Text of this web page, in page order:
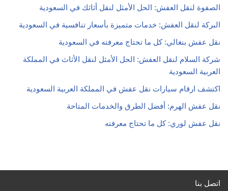
الصفوة لنقل العفش: الحل الأمثل لنقل أثاثك في السعودية
البركة لنقل العفش: خدمات متميزة بأسعار تنافسية في السعودية
نقل عفش بنغالي: كل ما تحتاج معرفته في السعودية
شركة السلام لنقل العفش: الحل الأمثل لنقل الأثاث في المملكة
العربية السعودية
اكتشف ارقام سيارات نقل عفش في المملكة العربية السعودية
نقل عفش الهرم: أفضل الطرق والخدمات المتاحة
نقل عفش لوري: كل ما تحتاج معرفته
اتصل بنا